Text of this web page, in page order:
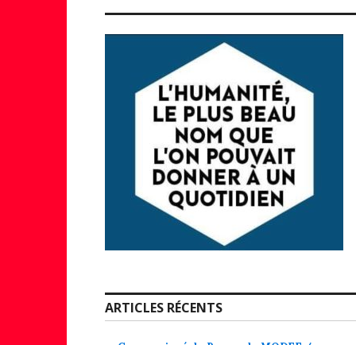
ARTICLES RÉCENTS